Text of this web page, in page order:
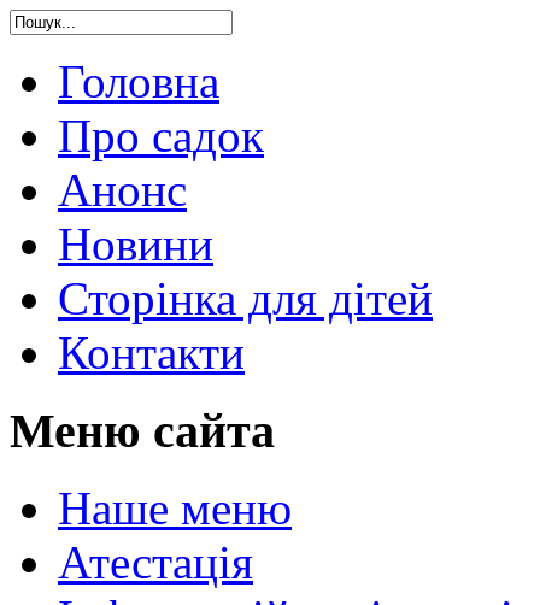
Головна
Про садок
Анонс
Новини
Сторінка для дітей
Контакти
Меню сайта
Наше меню
Атестація